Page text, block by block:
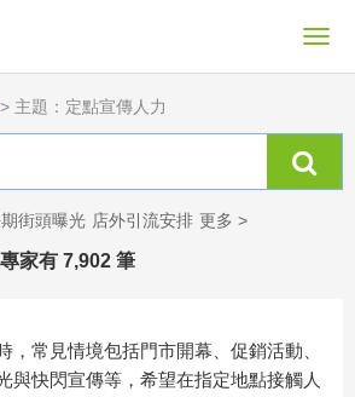
> 主題：定點宣傳人力
街頭曝光 店外引流安排 更多 >
家有 7,902 筆
，常見情境包括門市開幕、促銷活動、
與快閃宣傳等，希望在指定地點接觸人